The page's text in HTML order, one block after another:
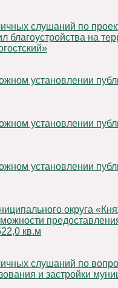
благоустройства на
кв.м
и застройки